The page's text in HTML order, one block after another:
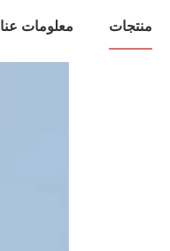
منتجات معلومات عنا